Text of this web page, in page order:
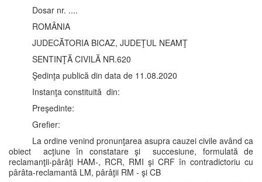
Dosar nr. ....
ROMÂNIA
JUDECĂTORIA BICAZ, JUDEŢUL NEAMŢ
SENTINŢĂ CIVILĂ NR.620
Şedinţa publică din data de 11.08.2020
Instanţa constituită din:
Preşedinte:
Grefier:
La ordine venind pronunţarea asupra cauzei civile având ca
obiect acţiune în constatare şi succesiune, formulată de
reclamanţii-pârâţi HAM-, RCR, RMI şi CRF în contradictoriu cu
pârâta-reclamantă LM, pârâţii RM - şi CB